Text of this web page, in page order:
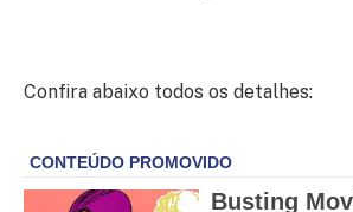
Confira abaixo todos os detalhes: